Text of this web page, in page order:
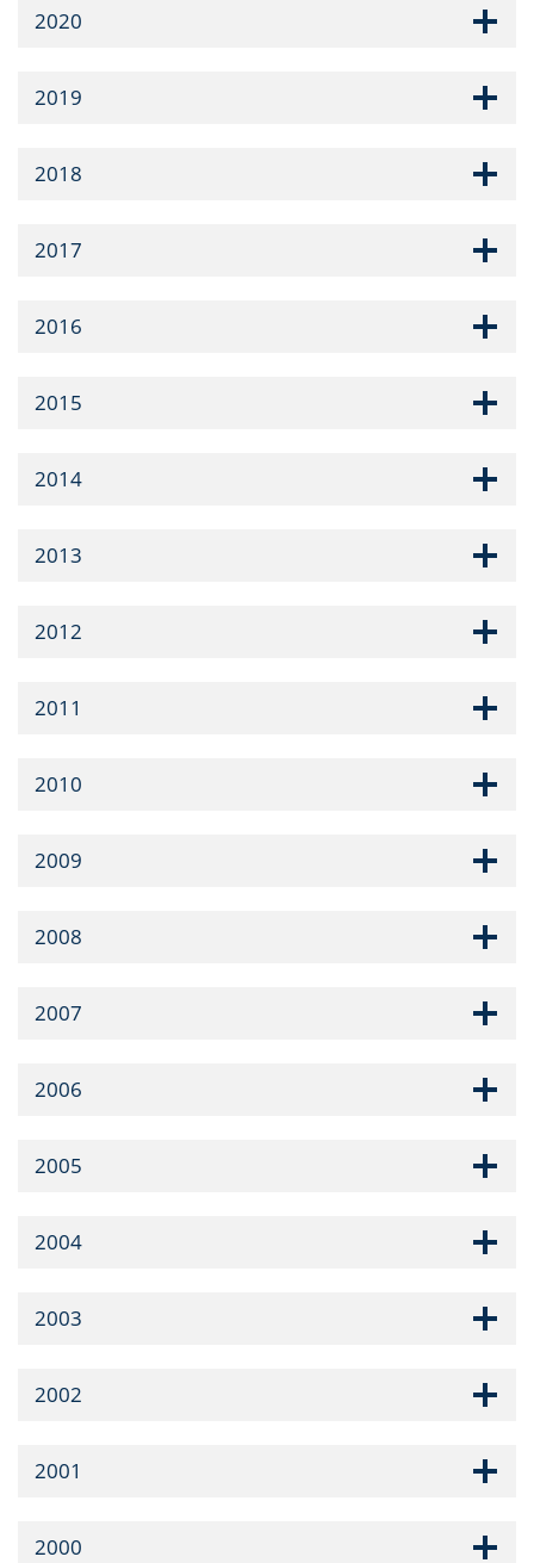
2020
2019
2018
2017
2016
2015
2014
2013
2012
2011
2010
2009
2008
2007
2006
2005
2004
2003
2002
2001
2000